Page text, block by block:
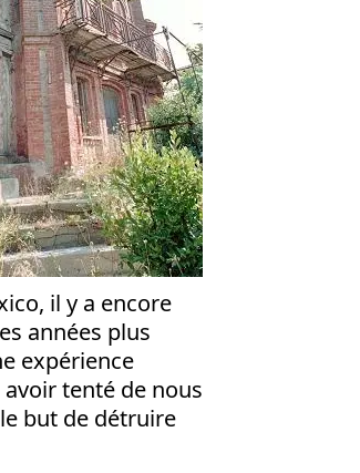
il y a encore
années plus
expérience
tenté de nous
but de détruire